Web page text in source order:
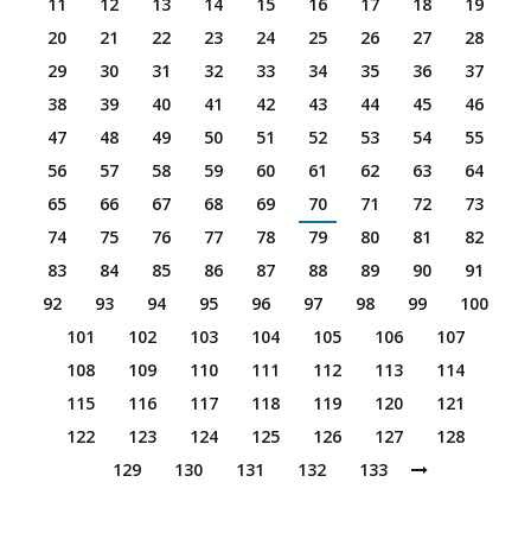
20
21 22 23 24 25 26 27
28
29
30 31 32 33 34 35 36
37
38
39 40 41 42 43 44 45
46
47
48 49 50 51 52 53 54
55
56
57 58 59 60 61 62 63
64
65
66 67 68 69 70 71 72
73
74
75 76 77 78 79 80 81
82
83
84 85 86 87 88 89 90
91
92
93 94 95 96 97 98 99
100
101
102 103 104 105 106
107
108
109 110 111 112 113
114
115
116 117 118 119 120
121
122
123 124 125 126 127
128
129
130 131 132 133